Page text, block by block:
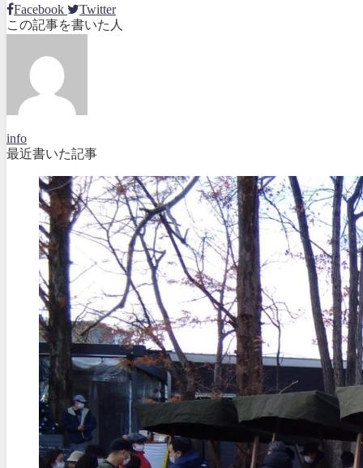
Facebook
Twitter
この記事を書いた人
info
最近書いた記事